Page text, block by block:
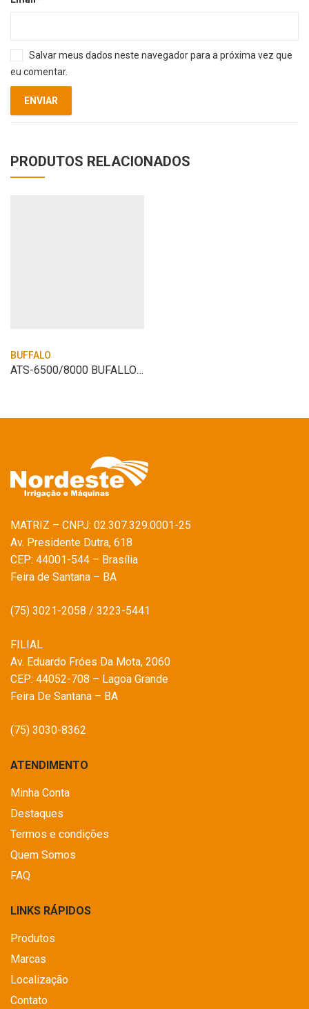
Salvar meus dados neste navegador para a próxima vez que
eu comentar.
PRODUTOS RELACIONADOS
BUFFALO
ATS-6500/8000 BUFALLO TRIFASICO 220V
MATRIZ – CNPJ: 02.307.329.0001-25
Av. Presidente Dutra, 618
CEP: 44001-544 – Brasília
Feira de Santana – BA
(75) 3021-2058 / 3223-5441
FILIAL
Av. Eduardo Fróes Da Mota, 2060
CEP: 44052-708 – Lagoa Grande
Feira De Santana – BA
(75) 3030-8362
ATENDIMENTO
Minha Conta
Destaques
Termos e condições
Quem Somos
FAQ
LINKS RÁPIDOS
Produtos
Marcas
Localização
Contato